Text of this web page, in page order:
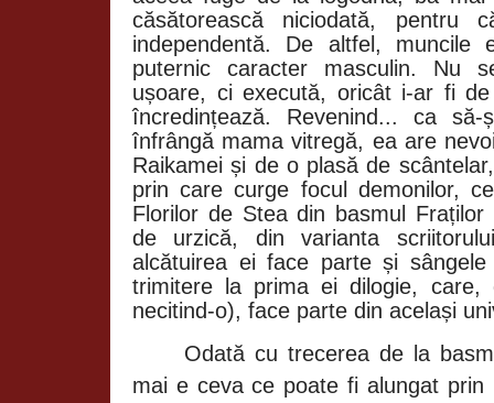
căsătorească niciodată,
independentă. De altfel,
puternic caracter masculin. Nu
ușoare, ci execută, oricât i-ar fi
încredințează. Revenind... ca
înfrângă mama vitregă, ea are
Raikamei și de o plasă de
prin care curge focul demonilor,
Florilor de Stea din basmul
de urzică, din varianta
alcătuirea ei face parte și
trimitere la prima ei dilogie,
necitind-o), face parte din același
Odată cu trecerea de la
mai e ceva ce poate fi alungat